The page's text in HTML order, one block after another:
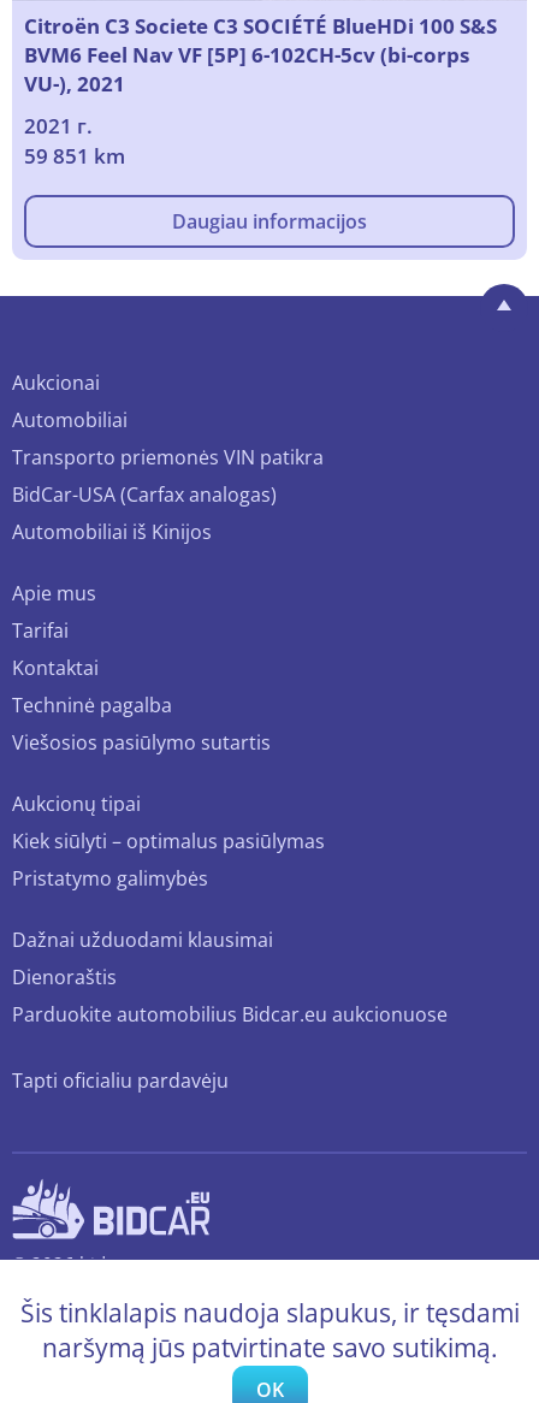
Citroën C3 Societe C3 SOCIÉTÉ BlueHDi 100 S&S
BVM6 Feel Nav VF [5P] 6-102CH-5cv (bi-corps
VU-), 2021
2021 г.
59 851 km
Daugiau informacijos
Aukcionai
Automobiliai
Transporto priemonės VIN patikra
BidCar-USA (Carfax analogas)
Automobiliai iš Kinijos
Apie mus
Tarifai
Kontaktai
Techninė pagalba
Viešosios pasiūlymo sutartis
Aukcionų tipai
Kiek siūlyti – optimalus pasiūlymas
Pristatymo galimybės
Dažnai užduodami klausimai
Dienoraštis
Parduokite automobilius Bidcar.eu aukcionuose
Tapti oficialiu pardavėju
© 2026 bidcar.eu
Šis tinklalapis naudoja slapukus, ir tęsdami
naršymą jūs patvirtinate savo sutikimą.
OK